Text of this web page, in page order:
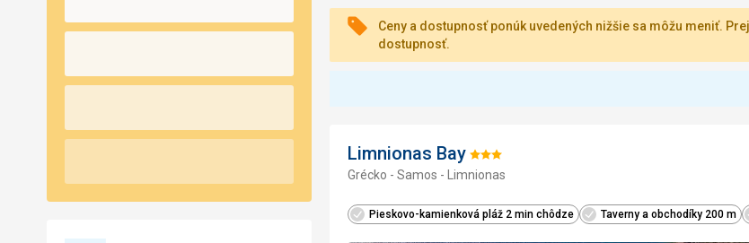
Ceny a dostupnosť ponúk uvedených nižšie sa môžu meniť.
dostupnosť.
Limnionas Bay Hodnotenie:
3/5
Grécko - Samos - Limnionas
Pieskovo-kamienková pláž 2 min chôdze Taverny a obchodíky 200 m